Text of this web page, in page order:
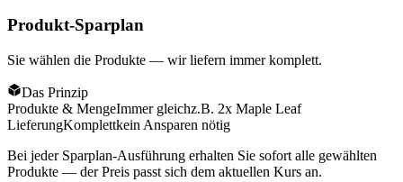
Produkt-Sparplan
Sie wählen die Produkte — wir liefern immer komplett.
Das Prinzip
Produkte & MengeImmer gleichz.B. 2x Maple Leaf
LieferungKomplettkein Ansparen nötig
Bei jeder Sparplan-Ausführung erhalten Sie sofort alle gewählten
Produkte — der Preis passt sich dem aktuellen Kurs an.